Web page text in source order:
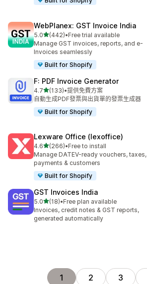
WebPlanex: GST Invoice India
5.0滿分 5 顆星
(442)
共有 442 則評價
•Free trial available
Manage GST invoices, reports, and e-
Invoices seamlessly
Built for Shopify
F: PDF Invoice Generator
4.7滿分 5 顆星
(133)
共有 133 則評價
•提供免費方案
自動生成PDF發票與出貨單的發票生成器
Built for Shopify
Lexware Office (lexoffice)
4.6滿分 5 顆星
(266)
共有 266 則評價
•Free to install
Manage DATEV-ready vouchers, taxes,
payments & customers
Built for Shopify
GST Invoices India
5.0滿分 5 顆星
(18)
共有 18 則評價
•Free plan available
Invoices, credit notes & GST reports,
generated automatically
1 2 3